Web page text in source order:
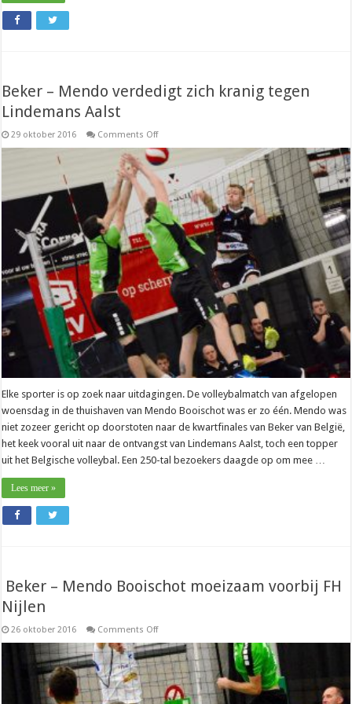
Beker – Mendo verdedigt zich kranig tegen
Lindemans Aalst
29 oktober 2016 Comments Offon
–
Mendo
verdedigt
zich
kranig
tegen
Lindemans
Aalst
Elke sporter is op zoek naar uitdagingen. De volleybalmatch van afgelopen
woensdag in de thuishaven van Mendo Booischot was er zo één. Mendo was
niet zozeer gericht op doorstoten naar de kwartfinales van Beker van België,
het keek vooral uit naar de ontvangst van Lindemans Aalst, toch een topper
uit het Belgische volleybal. Een 250-tal bezoekers daagde op om mee …
Lees meer »
Beker – Mendo Booischot moeizaam voorbij FH
Nijlen
26 oktober 2016 Comments Offon
–
Mendo
Booischot
moeizaam
voorbij
FH